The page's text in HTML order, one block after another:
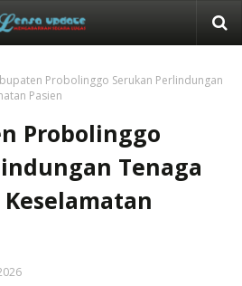
Probolinggo Serukan Perlindungan
Pasien
Probolinggo
Tenaga